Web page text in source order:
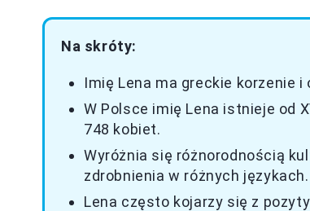
Na skróty:
Imię Lena ma greckie korzenie
W Polsce imię Lena istnieje od
748 kobiet.
Wyróżnia się różnorodnością
zdrobnienia w różnych językach.
Lena często kojarzy się z